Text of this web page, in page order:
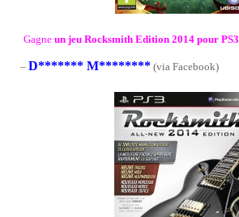
Gagne un jeu Rocksmith Edition 2014 pour PS3
– D******* M******** (via Facebook)